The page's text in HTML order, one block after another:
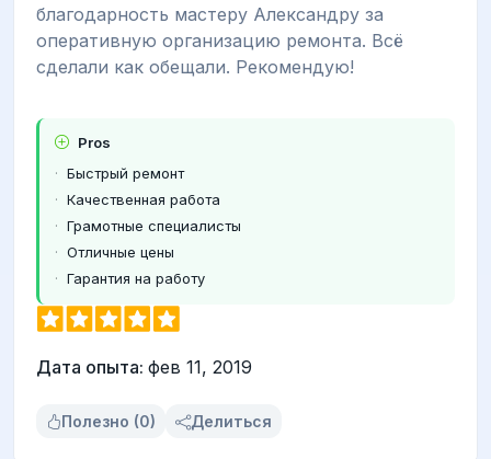
благодарность мастеру Александру за
оперативную организацию ремонта. Всё
сделали как обещали. Рекомендую!
Pros
Быстрый ремонт
Качественная работа
Грамотные специалисты
Отличные цены
Гарантия на работу
Дата опыта: фев 11, 2019
Полезно (0) Делиться